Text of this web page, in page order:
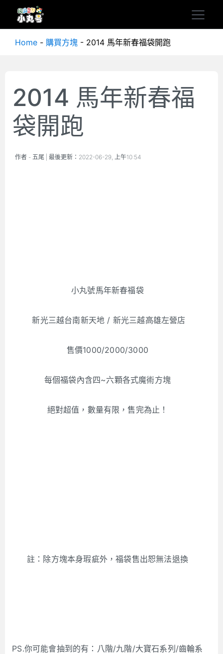
Home - 購買方塊 - 2014 馬年新春福袋開跑
2014 馬年新春福
袋開跑
作者 - 五尾 | 最後更新： 2022-06-29, 上午10:54
小丸號馬年新春福袋
新光三越台南新天地 / 新光三越高雄左營店
售價1000/2000/3000
每個福袋內含四~六顆各式魔術方塊
絕對超值，數量有限，售完為止！
註：除方塊本身瑕疵外，福袋售出恕無法退換
PS.你可能會抽到的有：八階/九階/大寶石系列/齒輪系